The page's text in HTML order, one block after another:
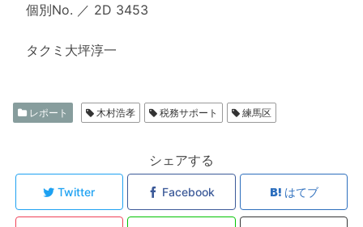
個別No. ／ 2D 3453
タクミ大坪淳一
レポート 木村浩孝 税務サポート 練馬区
シェアする
Twitter Facebook はてブ